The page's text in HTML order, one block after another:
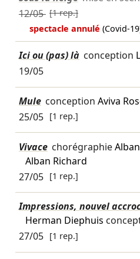
12/05 [1 rep.]
spectacle annulé(Covid-
Ici ou (pas) là conception
19/05
Mule conception Aviva
25/05 [1 rep.]
Vivace chorégraphie
Alban Richard
27/05 [1 rep.]
Impressions, nouvel
Herman Diephuis
27/05 [1 rep.]